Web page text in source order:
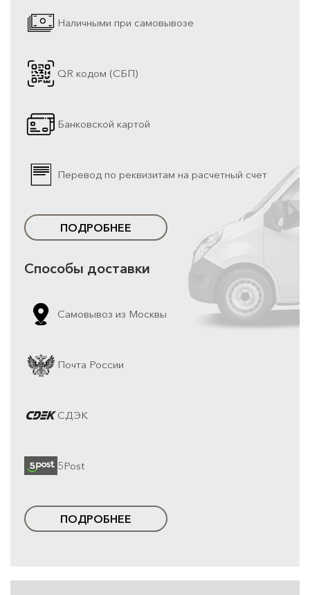
Наличными при самовывозе
QR кодом (СБП)
Банковской картой
Перевод по реквизитам на расчетный счет
ПОДРОБНЕЕ
Способы доставки
Самовывоз из Москвы
Почта России
СДЭК
5Post
ПОДРОБНЕЕ